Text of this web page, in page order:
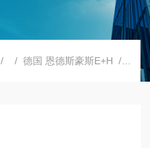
/ /德国 恩德斯豪斯E+H / Proline Promag W 300恩德斯豪斯E+H电磁流量计